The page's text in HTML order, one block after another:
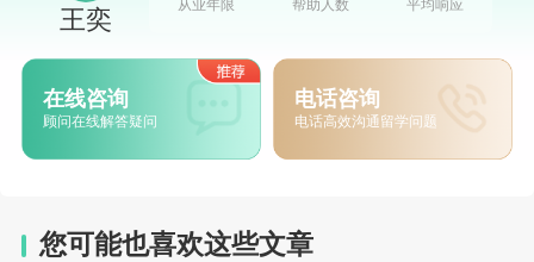
中，科尔盖特也代表着经典、小规模、高质量
的本科教育，成为很多贵族子女的首要选择。
学术方面，大学共为本科生提供了56个主修专
业和诸多辅修专业。
王奕
从业年限
帮助人数
平均响应
在线咨询
顾问在线解答疑问
电话咨询
电话高效沟通留学问题
您可能也喜欢这些文章